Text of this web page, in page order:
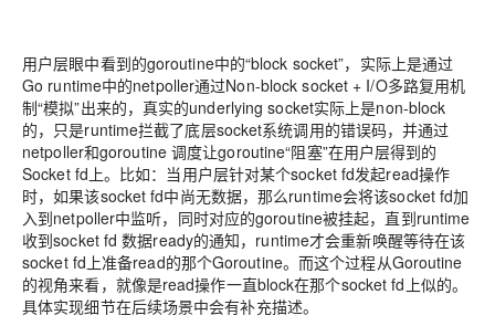
用户层眼中看到的goroutine中的“block socket”，实际上是通过
Go runtime中的netpoller通过Non-block socket + I/O多路复用机
制“模拟”出来的，真实的underlying socket实际上是non-block
的，只是runtime拦截了底层socket系统调用的错误码，并通过
netpoller和goroutine 调度让goroutine“阻塞”在用户层得到的
Socket fd上。比如：当用户层针对某个socket fd发起read操作
时，如果该socket fd中尚无数据，那么runtime会将该socket fd加
入到netpoller中监听，同时对应的goroutine被挂起，直到runtime
收到socket fd 数据ready的通知，runtime才会重新唤醒等待在该
socket fd上准备read的那个Goroutine。而这个过程从Goroutine
的视角来看，就像是read操作一直block在那个socket fd上似的。
具体实现细节在后续场景中会有补充描述。